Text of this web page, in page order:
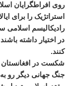
روی افراطگرایان
استراتژیک را برای
رادیکالیسم اسلامی
در
اختیار داشته باشند
کنند.
شکست در افغانستان
جنگ جهانی دیگر رو به